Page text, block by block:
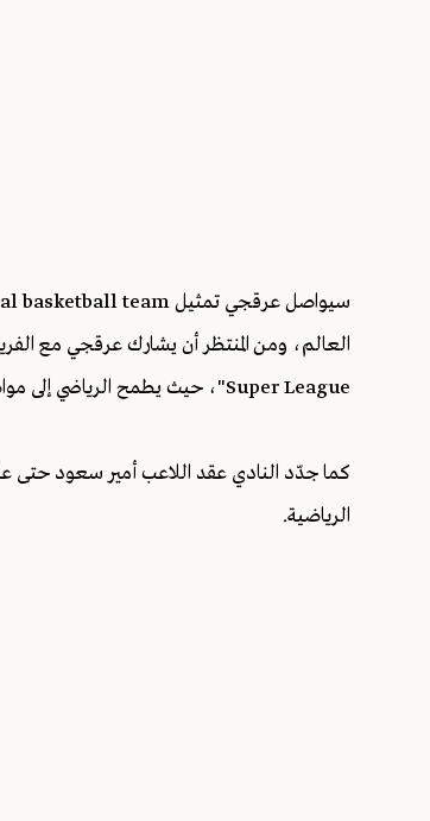
Super League"، حيث يطمح الرياضي إلى مواصلة حضوره القوي على المستويين المحلي والقاري.
الرياضية.